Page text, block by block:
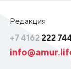
Редакция
+7 4162 222